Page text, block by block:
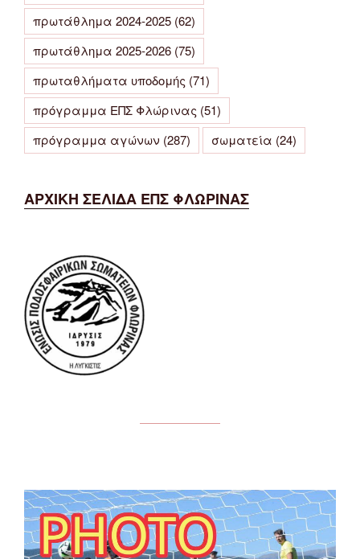
πρωτάθλημα 2024-2025 (62)
πρωτάθλημα 2025-2026 (75)
πρωταθλήματα υποδομής (71)
πρόγραμμα ΕΠΣ Φλώρινας (51)
πρόγραμμα αγώνων (287) σωματεία (24)
ΑΡΧΙΚΗ ΣΕΛΙΔΑ ΕΠΣ ΦΛΩΡΙΝΑΣ